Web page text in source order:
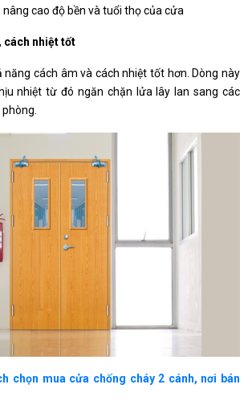
nâng cao độ bền và tuổi thọ của cửa
cách nhiệt tốt
năng cách âm và cách nhiệt tốt hơn. Dòng này
nhiệt từ đó ngăn chặn lửa lây lan sang các
chọn mua cửa chống cháy 2 cánh, nơi bán